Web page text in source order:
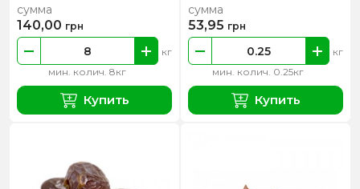
мин. колич. 8кг
кг
сумма
140,00 грн
Купить
мин. колич. 0.25кг
кг
сумма
53,95 грн
Купить